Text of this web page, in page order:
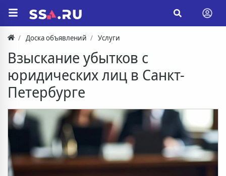
Доска объявлений Услуги
Взыскание убытков с
юридических лиц в Санкт-
Петербурге